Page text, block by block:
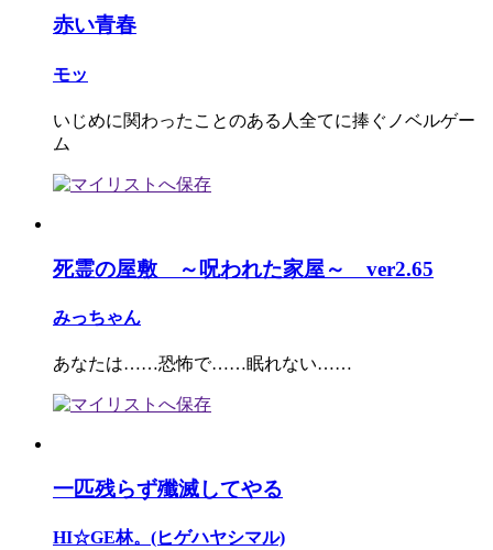
赤い青春
モッ
いじめに関わったことのある人全てに捧ぐノベルゲー
ム
死霊の屋敷 ～呪われた家屋～ ver2.65
みっちゃん
あなたは……恐怖で……眠れない……
一匹残らず殲滅してやる
HI☆GE林。(ヒゲハヤシマル)